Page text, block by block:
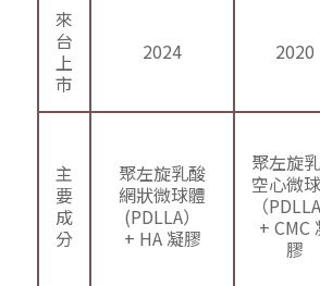
來
台
上
市
2024 2020
主
要
成
分
聚左旋乳酸
網狀微球體
(PDLLA）
+ HA 凝膠
聚左旋
空心微
（PDLLA
+ CMC
膠